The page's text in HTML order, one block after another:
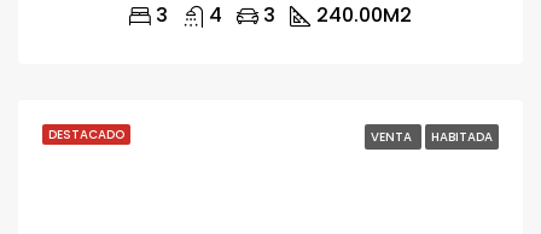
3 4 3 240.00M2
DESTACADO VENTA HABITADA